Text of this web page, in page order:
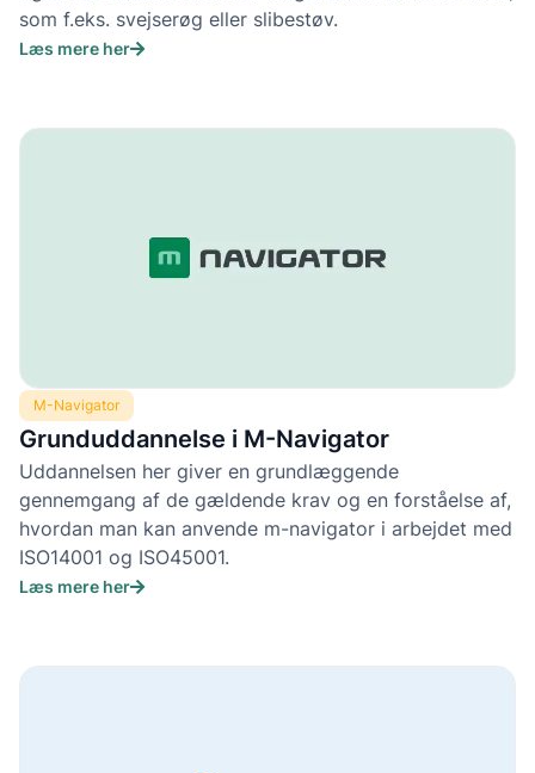
som f.eks. svejserøg eller slibestøv.
Læs mere her
M-Navigator
Grunduddannelse i M-Navigator
Uddannelsen her giver en grundlæggende
gennemgang af de gældende krav og en forståelse af,
hvordan man kan anvende m-navigator i arbejdet med
ISO14001 og ISO45001.
Læs mere her